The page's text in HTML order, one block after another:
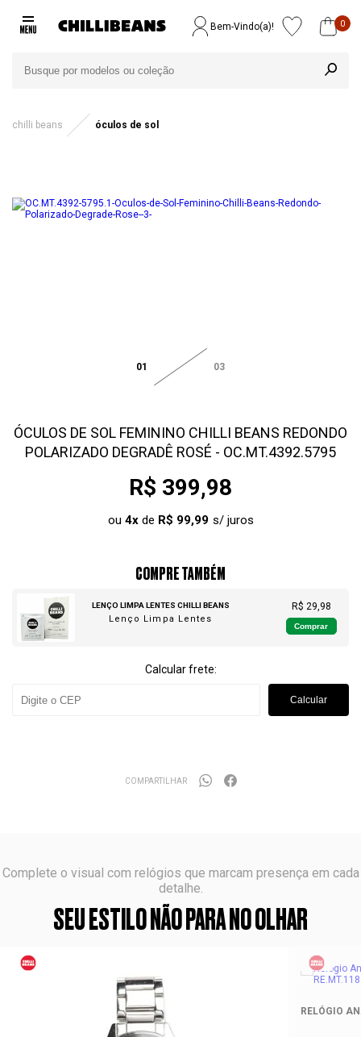
Bem-Vindo(a)! 0
chilli beans óculos de sol
01 03
ÓCULOS DE SOL FEMININO CHILLI BEANS REDONDO
POLARIZADO DEGRADÊ ROSÉ - OC.MT.4392.5795
R$ 399,98
ou 4xde R$ 99,99
COMPRE TAMBÉM
LENÇO LIMPA LENTES CHILLI BEANS
Lenço Limpa Lentes
R$ 29,98
Comprar
Calcular frete:
Calcular
COMPARTILHAR
Complete o visual com relógios que marcam presença em cada
detalhe.
SEU ESTILO NÃO PARA NO OLHAR
RELÓGIO